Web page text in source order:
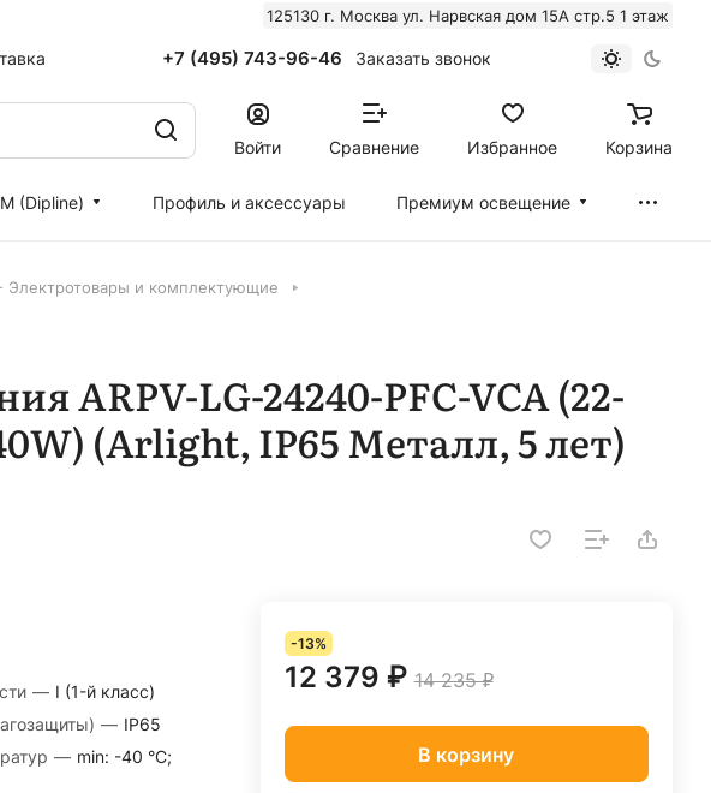
125130 г. Москва ул. Нарвская дом 15А стр.5 1 этаж
+7 (495) 743-96-46 Заказать звонок
Войти Сравнение Избранное Корзина
(Dipline) Профиль и аксессуары Премиум освещение
Электротовары и комплектующие
ARPV-LG-24240-PFC-VCA (22-
(Arlight, IP65 Металл, 5 лет)
— I (1-й класс)
— IP65
— min: -40 °C;
-13%
12 379 ₽ 14 235 ₽
В корзину